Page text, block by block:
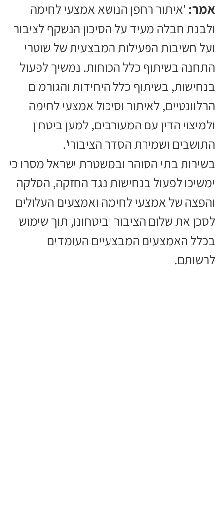
אמר: 'איתור רחפן הנושא אמצעי לחימה
ולבנת חבלה מעיד על הסיכון הנשקף לציבור
ועל חשיבות הפעילות המבצעית של שוטרי
התחנה בשיתוף כלל הכוחות. נמשיך לפעול
בנחישות, בשיתוף כלל היחידות והגורמים
הרלוונטיים, לאיתור וסיכול אמצעי לחימה
ולמיצוי הדין עם המעורבים, למען ביטחון
התושבים ושמירת הסדר הציבורי'.
בשירות בתי הסוהר ובמשטרת ישראל מסרו כי
ימשיכו לפעול בנחישות נגד החזקה, הסלקה
והפצה של אמצעי לחימה ואמצעים העלולים
לסכן את שלום הציבור וביטחונו, תוך שימוש
בכלל האמצעים המבצעיים העומדים
לרשותם.